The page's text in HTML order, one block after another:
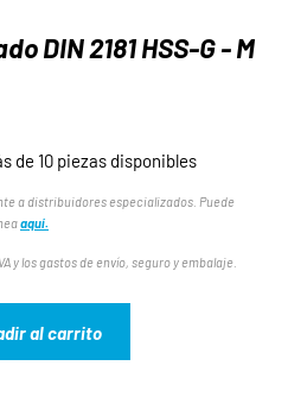
DIN 2181 HSS-G - M
de 10 piezas disponibles
a distribuidores especializados. Puede
aquí.
y los gastos de envío, seguro y embalaje.
al carrito